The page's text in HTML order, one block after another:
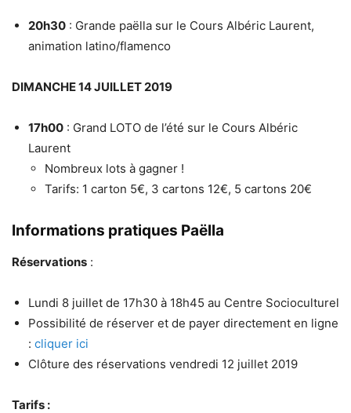
20h30 : Grande paëlla sur le Cours Albéric Laurent,
animation latino/flamenco
DIMANCHE 14 JUILLET 2019
17h00 : Grand LOTO de l’été sur le Cours Albéric
Laurent
Nombreux lots à gagner !
Tarifs: 1 carton 5€, 3 cartons 12€, 5 cartons 20€
Informations pratiques Paëlla
Réservations :
Lundi 8 juillet de 17h30 à 18h45 au Centre Socioculturel
Possibilité de réserver et de payer directement en ligne
: cliquer ici
Clôture des réservations vendredi 12 juillet 2019
Tarifs :